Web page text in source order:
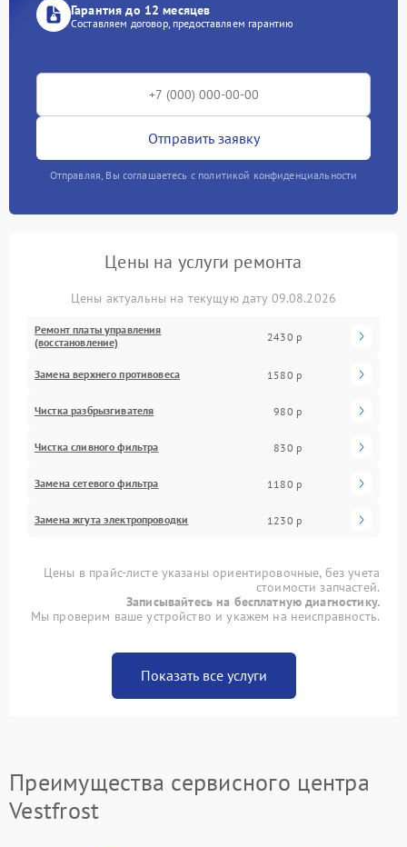
Гарантия до 12 месяцев
Составляем договор, предоставляем гарантию
Отправить заявку
Отправляя, Вы соглашаетесь с политикой конфиденциальности
Цены на услуги ремонта
Цены актуальны на текущую дату 09.08.2026
Ремонт платы управления
(восстановление)
2430 р
Замена верхнего противовеса 1580 р
Чистка разбрызгивателя 980 р
Чистка сливного фильтра 830 р
Замена сетевого фильтра 1180 р
Замена жгута электропроводки 1230 р
Цены в прайс-листе указаны ориентировочные, без учета
стоимости запчастей.
Записывайтесь на бесплатную диагностику.
Мы проверим ваше устройство и укажем на неисправность.
Показать все услуги
Преимущества сервисного центра
Vestfrost